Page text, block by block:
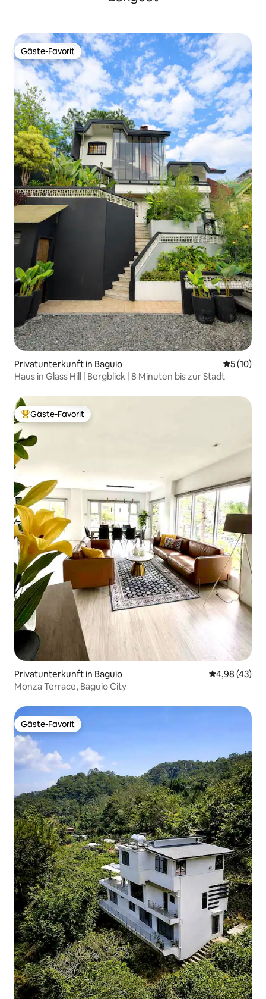
Gäste-Favorit
Gäste-Favorit
Privatunterkunft in Baguio
5 (10)
Haus in Glass Hill | Bergblick | 8 Minuten bis zur Stadt
Beliebter Gäste-Favorit.
Gäste-Favorit
Privatunterkunft in Baguio
4,98 (43)
Monza Terrace, Baguio City
Gäste-Favorit
Gäste-Favorit